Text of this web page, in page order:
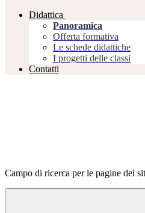
Didattica
Panoramica
Offerta formativa
Le schede didattiche
I progetti delle classi
Contatti
Campo di ricerca per le pagine del